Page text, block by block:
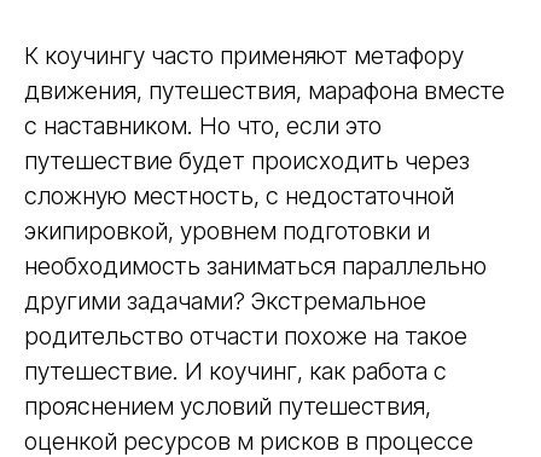
К коучингу часто применяют метафору
движения, путешествия, марафона вместе
с наставником. Но что, если это
путешествие будет происходить через
сложную местность, с недостаточной
экипировкой, уровнем подготовки и
необходимость заниматься параллельно
другими задачами? Экстремальное
родительство отчасти похоже на такое
путешествие. И коучинг, как работа с
прояснением условий путешествия,
оценкой ресурсов м рисков в процессе